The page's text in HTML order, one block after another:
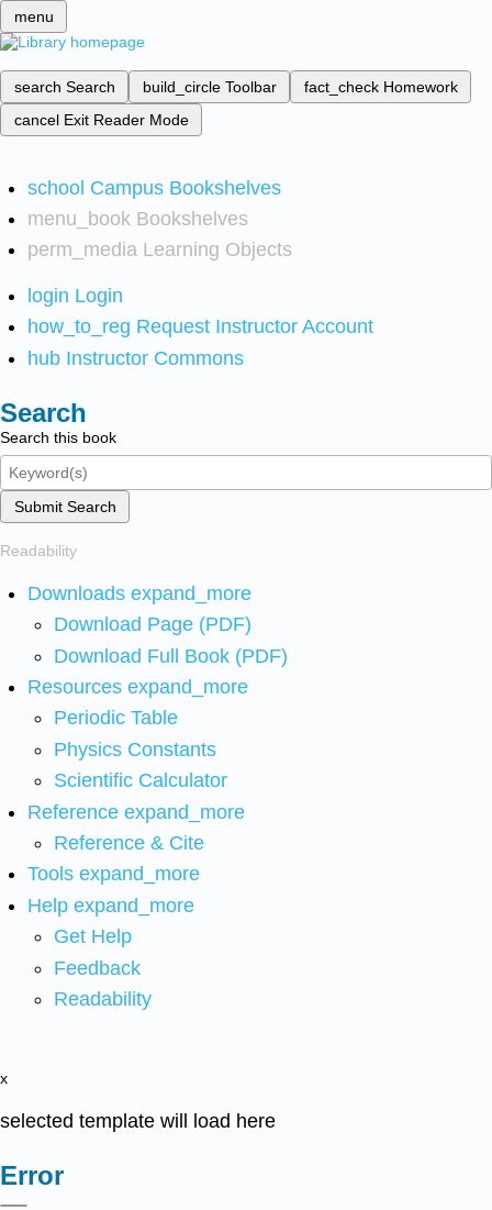
menu
search Search build_circle Toolbar fact_check Homework
cancel Exit Reader Mode
school Campus Bookshelves
menu_book Bookshelves
perm_media Learning Objects
login Login
how_to_reg Request Instructor Account
hub Instructor Commons
Search
Search this book
Submit Search
Readability
Downloads expand_more
Download Page (PDF)
Download Full Book (PDF)
Resources expand_more
Periodic Table
Physics Constants
Scientific Calculator
Reference expand_more
Reference & Cite
Tools expand_more
Help expand_more
Get Help
Feedback
Readability
x
selected template will load here
Error